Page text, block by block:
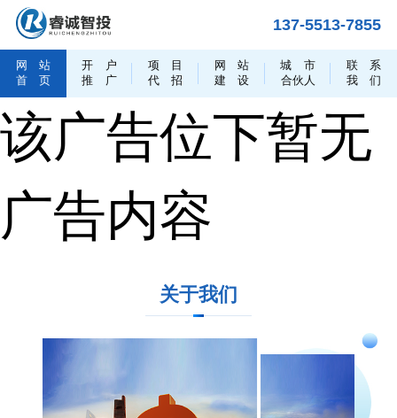
137-5513-7855
网
站
首
页
开
户
推
广
项
目
代
招
网
站
建
设
城
市
合伙人
联
系
我
们
该广告位下暂无
广告内容
关于我们